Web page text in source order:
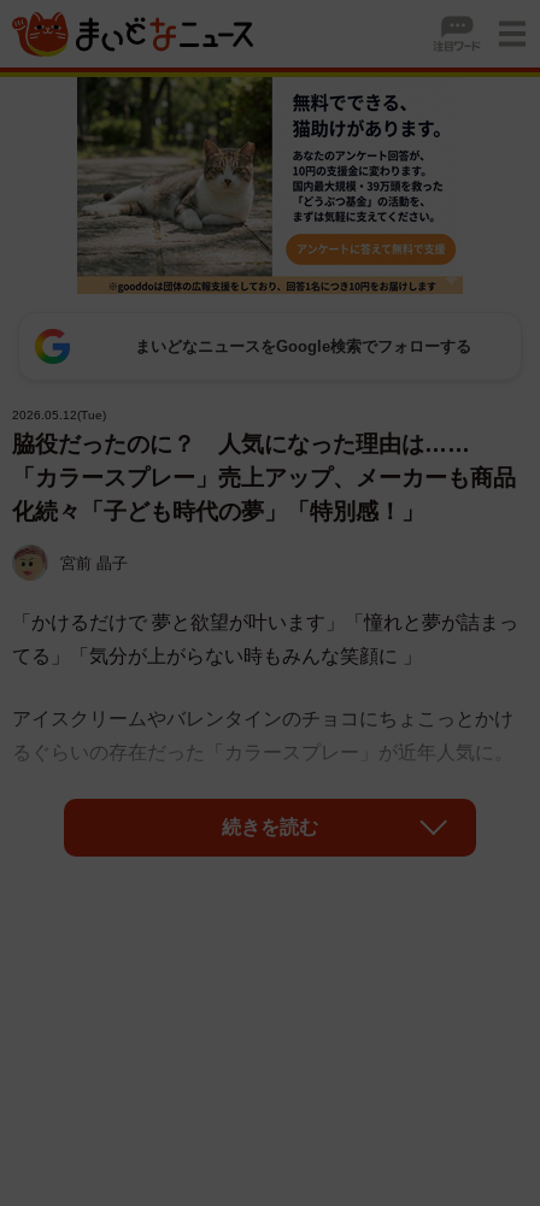
まいどなニュースをGoogle検索でフォローする
2026.05.12(Tue)
脇役だったのに？ 人気になった理由は……
「カラースプレー」売上アップ、メーカーも商品
化続々「子ども時代の夢」「特別感！」
宮前 晶子
「かけるだけで 夢と欲望が叶います」「憧れと夢が詰まっ
てる」「気分が上がらない時もみんな笑顔に 」
アイスクリームやバレンタインのチョコにちょこっとかけ
るぐらいの存在だった「カラースプレー」が近年人気に。
続きを読む